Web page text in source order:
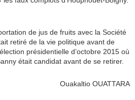
de jus de fruits avec la Société
retiré de la vie politique avant de
présidentielle d’octobre 2015 où
était candidat avant de se retirer.
Ouakaltio OUATTARA